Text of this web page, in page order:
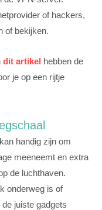
of hackers,
of bekijken.
dit artikel
hebben de
je op een rijtje
handig zijn om
meeneemt en extra
de luchthaven.
onderweg is of
juiste gadgets